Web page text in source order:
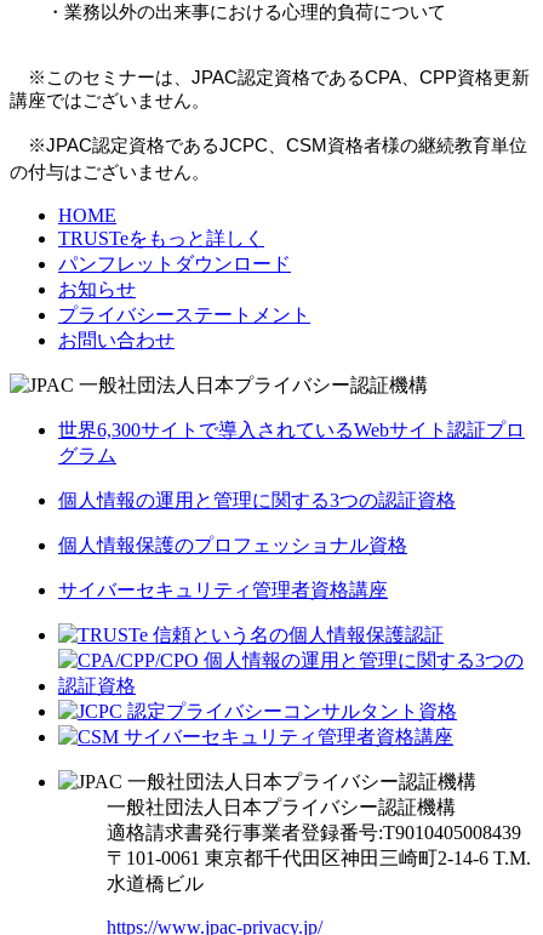
・業務以外の出来事における心理的負荷について
※このセミナーは、JPAC認定資格であるCPA、CPP資格更新
講座ではございません。
※JPAC認定資格であるJCPC、CSM資格者様の継続教育単位
の付与はございません。
HOME
TRUSTeをもっと詳しく
パンフレットダウンロード
お知らせ
プライバシーステートメント
お問い合わせ
世界6,300サイトで導入されているWebサイト認証プロ
グラム
個人情報の運用と管理に関する3つの認証資格
個人情報保護のプロフェッショナル資格
サイバーセキュリティ管理者資格講座
一般社団法人日本プライバシー認証機構
適格請求書発行事業者登録番号:T9010405008439
〒101-0061 東京都千代田区神田三崎町2-14-6 T.M.
水道橋ビル
https://www.jpac-privacy.jp/